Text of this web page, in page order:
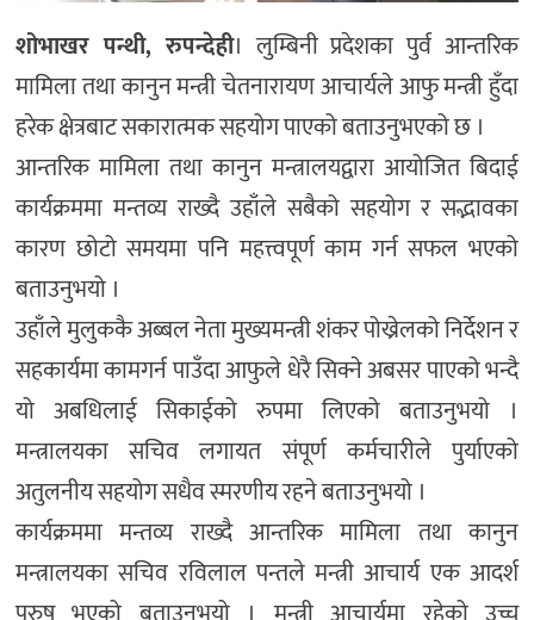
शोभाखर पन्थी, रुपन्देही। लुम्बिनी प्रदेशका पुर्व आन्तरिक
मामिला तथा कानुन मन्त्री चेतनारायण आचार्यले आफु मन्त्री हुँदा
हरेक क्षेत्रबाट सकारात्मक सहयोग पाएको बताउनुभएको छ ।
आन्तरिक मामिला तथा कानुन मन्त्रालयद्वारा आयोजित बिदाई
कार्यक्रममा मन्तव्य राख्दै उहाँले सबैको सहयोग र सद्भावका
कारण छोटो समयमा पनि महत्त्वपूर्ण काम गर्न सफल भएको
बताउनुभयो ।
उहाँले मुलुककै अब्बल नेता मुख्यमन्त्री शंकर पोख्रेलको निर्देशन र
सहकार्यमा कामगर्न पाउँदा आफुले धेरै सिक्ने अबसर पाएको भन्दै
यो अबधिलाई सिकाईको रुपमा लिएको बताउनुभयो ।
मन्त्रालयका सचिव लगायत संपूर्ण कर्मचारीले पुर्याएको
अतुलनीय सहयोग सधैव स्मरणीय रहने बताउनुभयो ।
कार्यक्रममा मन्तव्य राख्दै आन्तरिक मामिला तथा कानुन
मन्त्रालयका सचिव रविलाल पन्तले मन्त्री आचार्य एक आदर्श